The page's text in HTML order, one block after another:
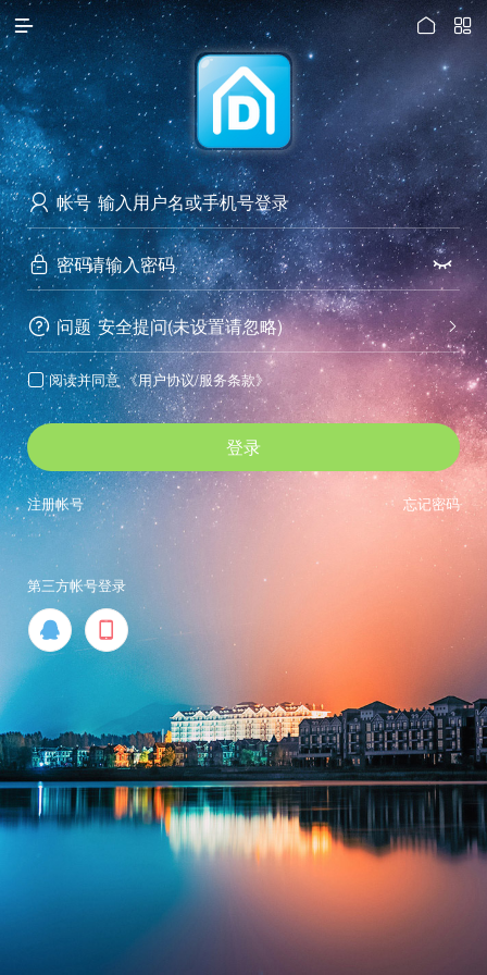

访问电脑版
 

 帐号
 密码 
 问题 
安全提问(未设置请忽略)
 阅读并同意 《用户协议/服务条款》
登录
忘记密码
注册帐号
第三方帐号登录
 